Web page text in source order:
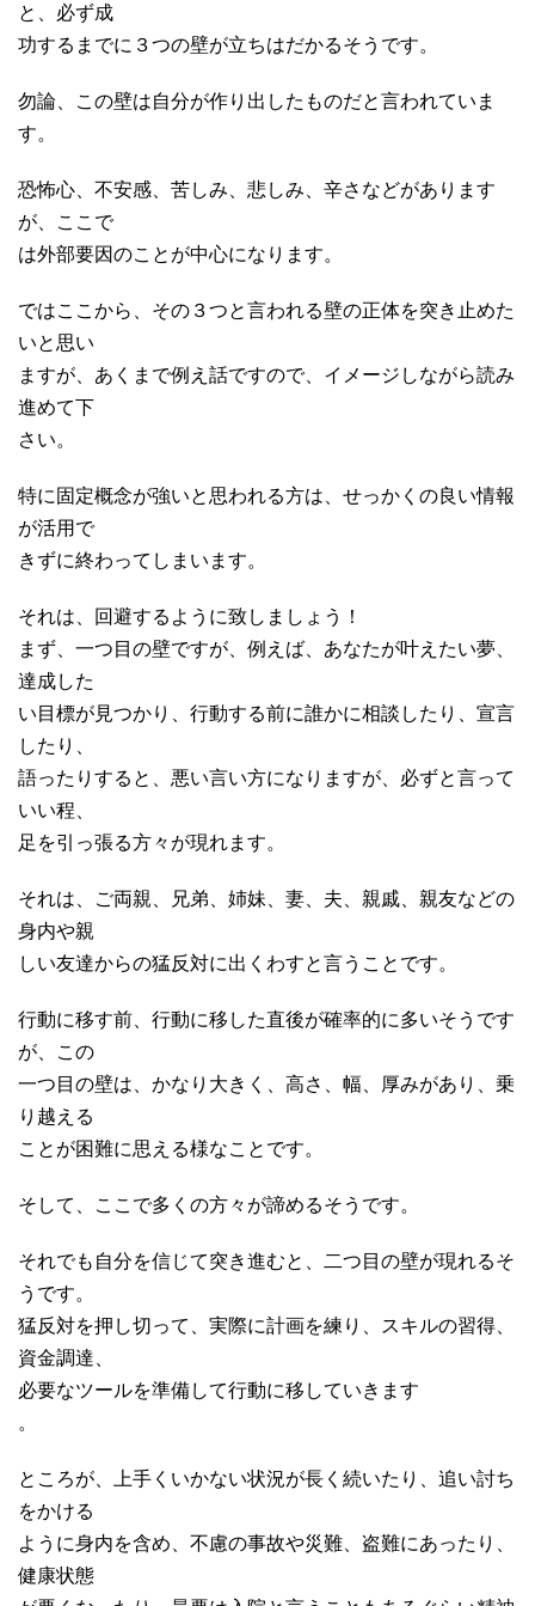
と、必ず成
功するまでに３つの壁が立ちはだかるそうです。
勿論、この壁は自分が作り出したものだと言われていま
す。
恐怖心、不安感、苦しみ、悲しみ、辛さなどがあります
が、ここで
は外部要因のことが中心になります。
ではここから、その３つと言われる壁の正体を突き止めた
いと思い
ますが、あくまで例え話ですので、イメージしながら読み
進めて下
さい。
特に固定概念が強いと思われる方は、せっかくの良い情報
が活用で
きずに終わってしまいます。
それは、回避するように致しましょう！
まず、一つ目の壁ですが、例えば、あなたが叶えたい夢、
達成した
い目標が見つかり、行動する前に誰かに相談したり、宣言
したり、
語ったりすると、悪い言い方になりますが、必ずと言って
いい程、
足を引っ張る方々が現れます。
それは、ご両親、兄弟、姉妹、妻、夫、親戚、親友などの
身内や親
しい友達からの猛反対に出くわすと言うことです。
行動に移す前、行動に移した直後が確率的に多いそうです
が、この
一つ目の壁は、かなり大きく、高さ、幅、厚みがあり、乗
り越える
ことが困難に思える様なことです。
そして、ここで多くの方々が諦めるそうです。
それでも自分を信じて突き進むと、二つ目の壁が現れるそ
うです。
猛反対を押し切って、実際に計画を練り、スキルの習得、
資金調達、
必要なツールを準備して行動に移していきます
。
ところが、上手くいかない状況が長く続いたり、追い討ち
をかける
ように身内を含め、不慮の事故や災難、盗難にあったり、
健康状態